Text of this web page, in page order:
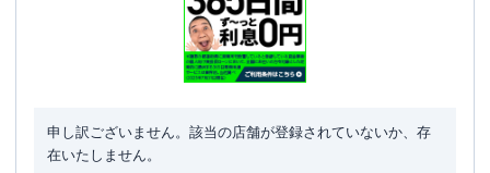
申し訳ございません。該当の店舗が登録されていないか、存
在いたしません。